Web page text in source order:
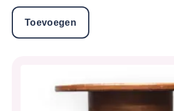
Toevoegen